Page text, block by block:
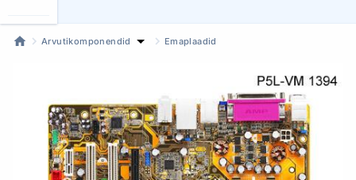
Arvutikomponendid Emaplaadid